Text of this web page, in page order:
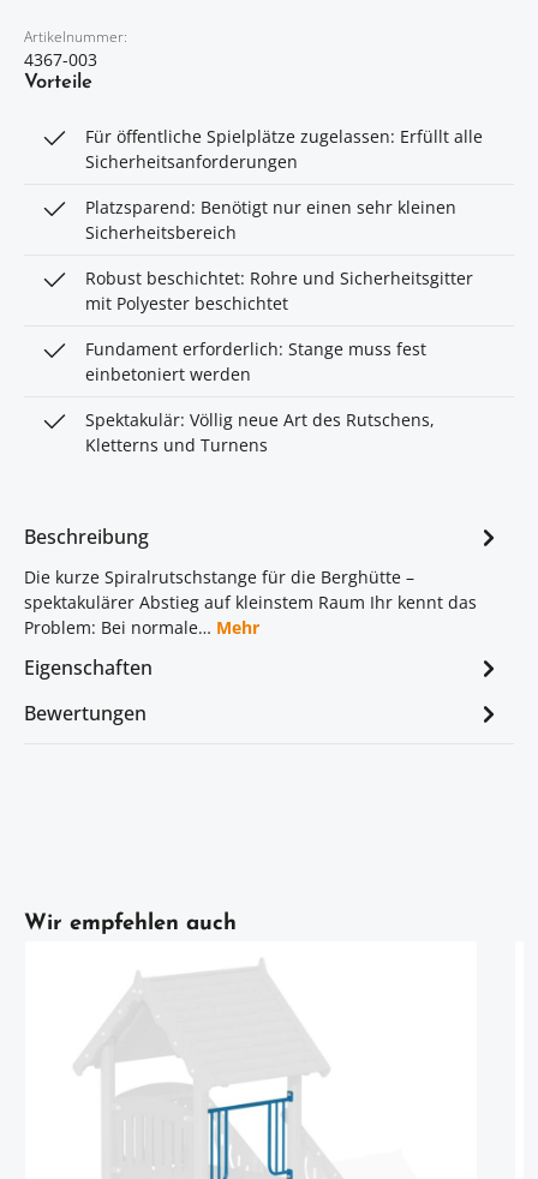
Artikelnummer:
4367-003
Vorteile
Für öffentliche Spielplätze zugelassen: Erfüllt alle
Sicherheitsanforderungen
Platzsparend: Benötigt nur einen sehr kleinen
Sicherheitsbereich
Robust beschichtet: Rohre und Sicherheitsgitter
mit Polyester beschichtet
Fundament erforderlich: Stange muss fest
einbetoniert werden
Spektakulär: Völlig neue Art des Rutschens,
Kletterns und Turnens
Beschreibung
Die kurze Spiralrutschstange für die Berghütte –
spektakulärer Abstieg auf kleinstem Raum Ihr kennt das
Problem: Bei normale… Mehr
Eigenschaften
Bewertungen
Artikelgalerie überspringen
Wir empfehlen auch